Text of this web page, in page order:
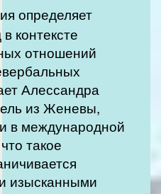
определяет
контексте
отношений
Алессандра
из Женевы,
в международной
такое
изысканными